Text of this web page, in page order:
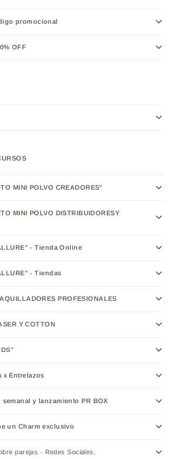
promocional
OFF
MINI POLVO CREADORES”
MINI POLVO DISTRIBUIDORESY
- Tienda Online
- Tiendas
PROFESIONALES
Y COTTON
x Entrelazos
y lanzamiento PR BOX
un Charm exclusivo
parejas - Redes Sociales.